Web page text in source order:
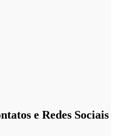
e Redes Sociais